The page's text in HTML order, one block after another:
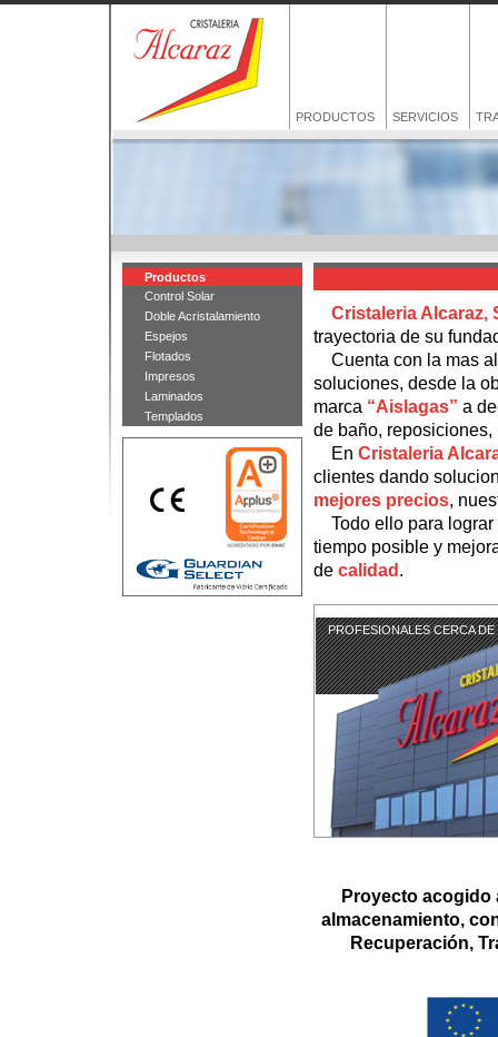
PRODUCTOS SERVICIOS
Productos
Control Solar
Doble Acristalamiento
Espejos
Flotados
Impresos
Laminados
Templados
Cristaleria Alcaraz,
trayectoria de su
Cuenta con la mas
soluciones, desde la
marca “Aislagas” a
de baño,
En Cristaleria
clientes dando
mejores precios,
Todo ello para
tiempo posible y
de calidad.
PROFESIONALES CERCA DE
Proyecto acogido
almacenamiento,
Recuperación,